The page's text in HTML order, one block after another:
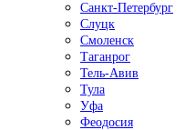
Санкт-Петербург
Слуцк
Смоленск
Таганрог
Тель-Авив
Тула
Уфа
Феодосия